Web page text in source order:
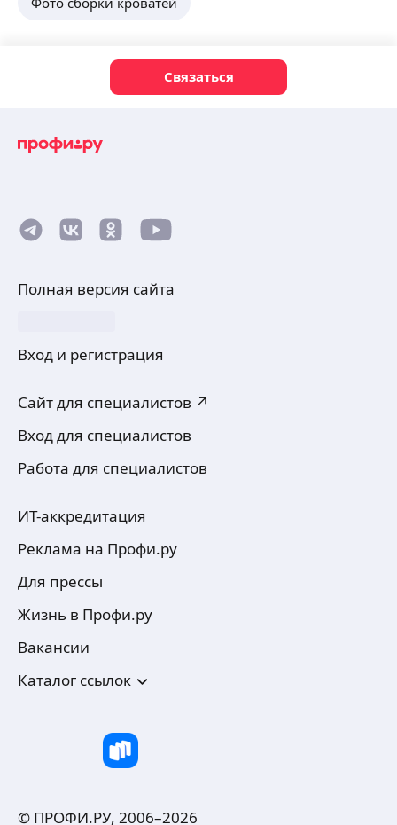
Связаться
Полная версия сайта
Вход и регистрация
Сайт для специалистов ↗
Вход для специалистов
Работа для специалистов
ИТ-аккредитация
Реклама на Профи.ру
Для прессы
Жизнь в Профи.ру
Вакансии
Каталог ссылок
© ПРОФИ.РУ, 2006–2026